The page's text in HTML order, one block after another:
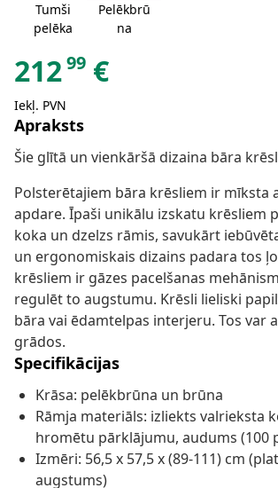
Tumši
pelēka
Pelēkbrū
na
21299 €
Iekļ. PVN
Apraksts
Šie glītā un vienkāršā dizaina bāra
Polsterētajiem bāra krēsliem ir mīksta
apdare. Īpaši unikālu izskatu krēsliem
koka un dzelzs rāmis, savukārt
un ergonomiskais dizains padara tos
krēsliem ir gāzes pacelšanas
regulēt to augstumu. Krēsli lieliski
bāra vai ēdamtelpas interjeru. Tos var
grādos.
Specifikācijas
Krāsa: pelēkbrūna un brūna
Rāmja materiāls: izliekts valrieksta
hromētu pārklājumu, audums (100
Izmēri: 56,5 x 57,5 x (89-111) cm
augstums)